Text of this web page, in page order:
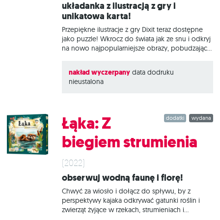
Układanka z ilustracją z gry i
unikatowa karta!
Przepiękne ilustracje z gry Dixit teraz dostępne
jako puzzle! Wkrocz do świata jak ze snu i odkryj
na nowo najpopularniejsze obrazy, pobudzające
Dixit, niedostępną w żadnym innym zestawie.
Dixit: Puzzle - Escape to wysokiej jakości puzzle
ilustracji jest Marina Coudray, francuska
ilustratorka, która stworzyła grafiki dla dodatku
Dixit 7: Wizje. Czym jest Dixit? To narracyjna gra
karciana, w której wymyślamy i odgadujemy
skojarzenia do wieloznacznych, bogato
ilustrowanych kart. W każdej rundzie jedna z
osób
nakład wyczerpany data dodruku
nieustalona
wydana
dodatki
Łąka: Z
biegiem strumienia
(2022)
Obserwuj wodną faunę i florę!
Chwyć za wiosło i dołącz do spływu, by z
perspektywy kajaka odkrywać gatunki roślin i
zwierząt żyjące w rzekach, strumieniach i